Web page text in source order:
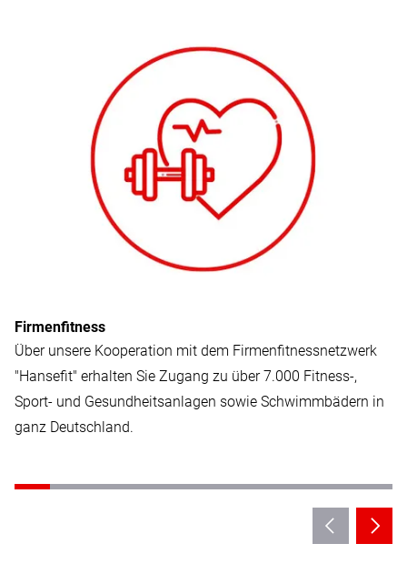
Firmenfitness
Über unsere Kooperation mit dem Firmenfitnessnetzwerk
"Hansefit" erhalten Sie Zugang zu über 7.000 Fitness-,
Sport- und Gesundheitsanlagen sowie Schwimmbädern in
ganz Deutschland.